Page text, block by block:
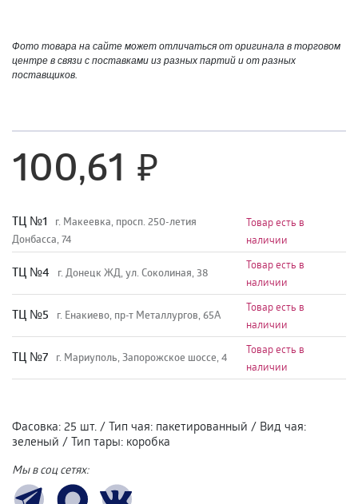
Фото товара на сайте может отличаться от оригинала в торговом
центре в связи с поставками из разных партий и от разных
поставщиков.
100,61
TЦ №1
г. Макеевка, просп. 250-летия
Донбасса, 74
Товар есть в
наличии
TЦ №4 г. Донецк ЖД, ул. Соколиная, 38
Товар есть в
наличии
TЦ №5 г. Енакиево, пр-т Металлургов, 65А
Товар есть в
наличии
ТЦ №7 г. Мариуполь, Запорожское шоссе, 4
Товар есть в
наличии
Фасовка: 25 шт. / Тип чая: пакетированный / Вид чая:
зеленый / Тип тары: коробка
Мы в соц сетях: